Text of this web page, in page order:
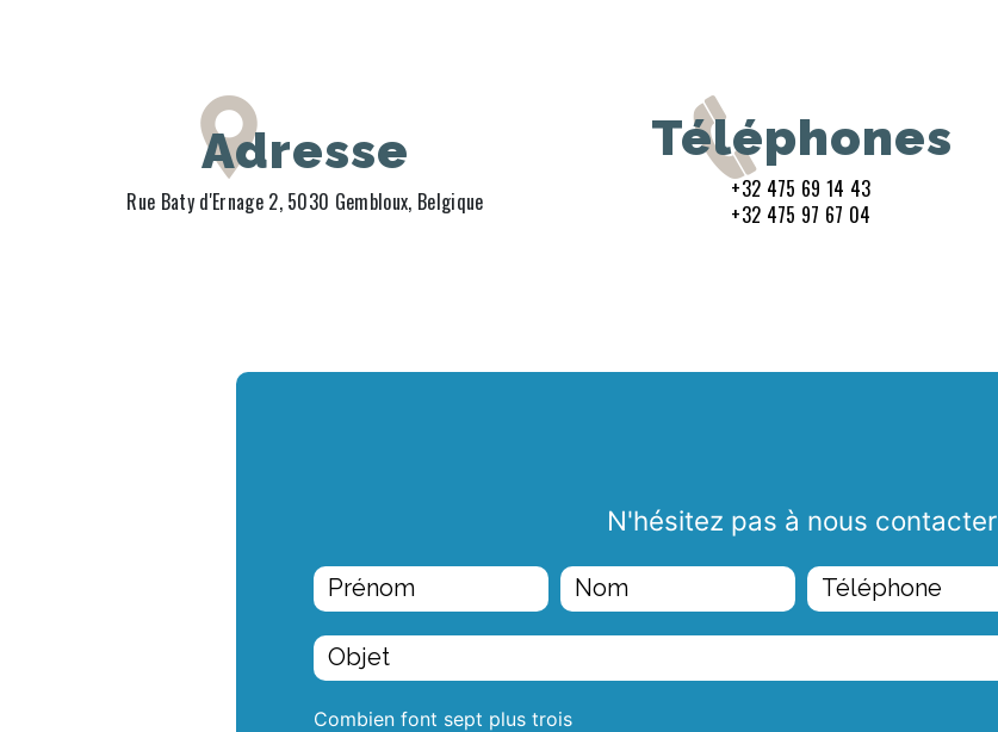
Adresse
Rue Baty d'Ernage 2, 5030 Gembloux, Belgique
Téléphones
+32 475 69 14 43
+32 475 97 67 04
N'hésitez pas à nous contacter
Combien font sept plus trois